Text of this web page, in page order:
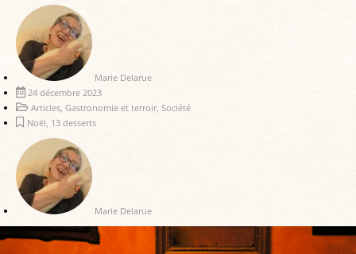
Marie Delarue
24 décembre 2023
Articles Gastronomie et terroir, Société
Noël 13 desserts
Marie Delarue